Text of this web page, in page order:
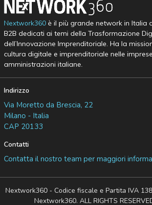
Nextwork360è il più grande network in Italia
B2B dedicati ai temi della Trasformazione
dell’Innovazione Imprenditoriale. Ha la
cultura digitale e imprenditoriale nelle
amministrazioni italiane.
Indirizzo
Via Moretto da Brescia, 22
Milano - Italia
CAP 20133
Contatti
Contatta il nostro team per maggiori
Nextwork360 - Codice fiscale e Partita IVA
Nextwork360. ALL RIGHTS